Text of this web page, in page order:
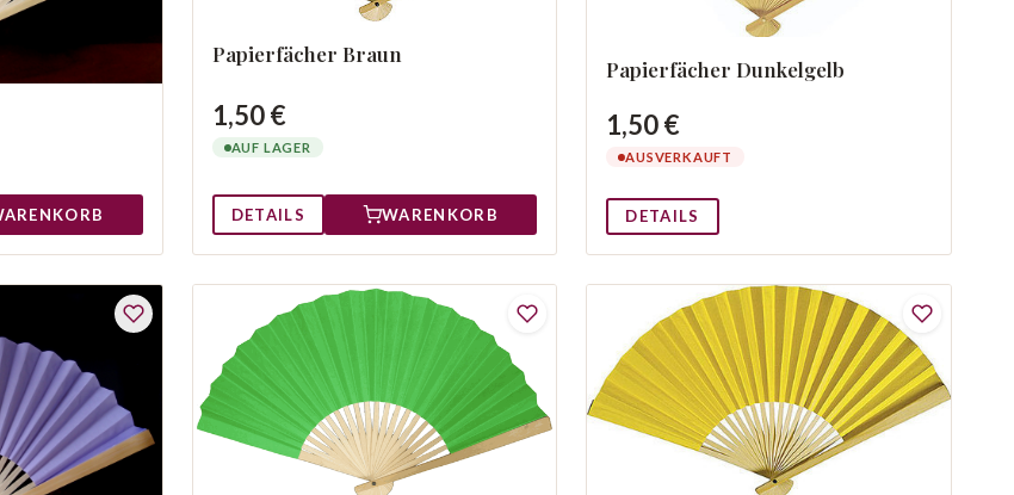
Papierfächer Braun
1,50 €
AUF LAGER
DETAILS WARENKORB
Papierfächer Dunkelgelb
1,50 €
AUSVERKAUFT
DETAILS